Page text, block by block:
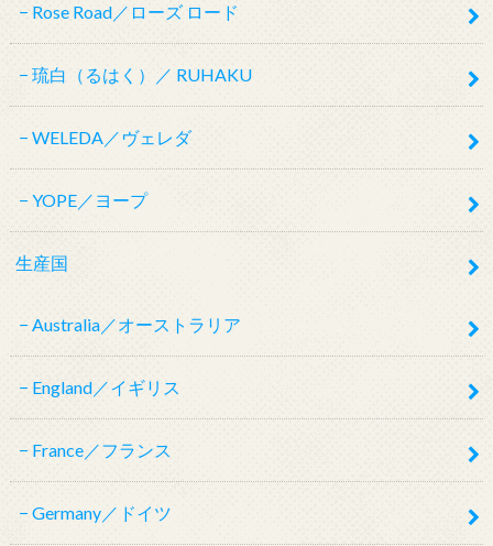
Rose Road／ローズ ロード
琉白（るはく）／ RUHAKU
WELEDA／ヴェレダ
YOPE／ヨープ
生産国
Australia／オーストラリア
England／イギリス
France／フランス
Germany／ドイツ